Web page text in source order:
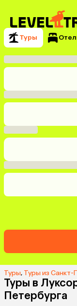
Туры
Туры, Туры из Санкт-
Туры в
Петербурга